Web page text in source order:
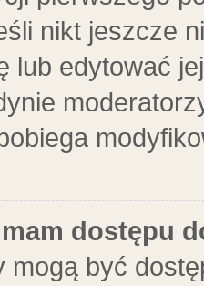
nikt jeszcze
lub edytować
dostępu
mogą być